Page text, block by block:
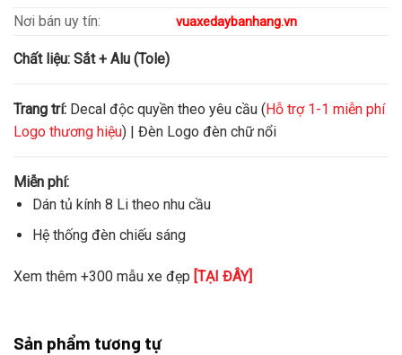
Nơi bán uy tín: vuaxedaybanhang.vn
Chất liệu: Sắt + Alu (Tole)
Trang trí: Decal độc quyền theo yêu cầu (Hỗ trợ 1-1 miễn phí
Logo thương hiệu) | Đèn Logo đèn chữ nổi
Miễn phí:
Dán tủ kính 8 Li theo nhu cầu
Hệ thống đèn chiếu sáng
Xem thêm +300 mẫu xe đẹp [TẠI ĐÂY]
Sản phẩm tương tự